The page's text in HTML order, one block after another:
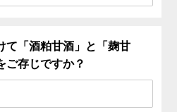
て「酒粕甘酒」と「麹甘
ご存じですか？